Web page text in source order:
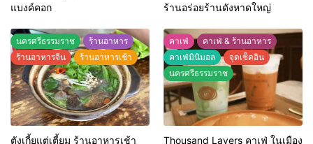
แบงค์คอก
ร้านอร่อยร้านดังหาดใหญ่
นครศรีธรรมราช
ร้านอาหาร
ร้านอาหารจีน
ร้านอาหารเช้า
ตังเกี้ยแต่เตี้ยม ร้านอาหารเช้า
คาเฟ่
คาเฟ่ & ร้านอาหาร
คาเฟ่มินิมอล
จุดเช็คอิน
นครศรีธรรมราช
Thousand Layers คาเฟ่ ในเมือง